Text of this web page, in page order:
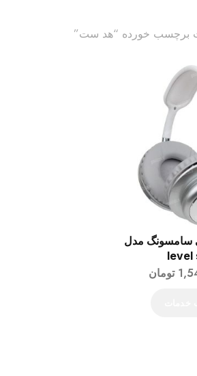
برچسب خورده “هد ست”
سامسونگ مدل
level
تومان